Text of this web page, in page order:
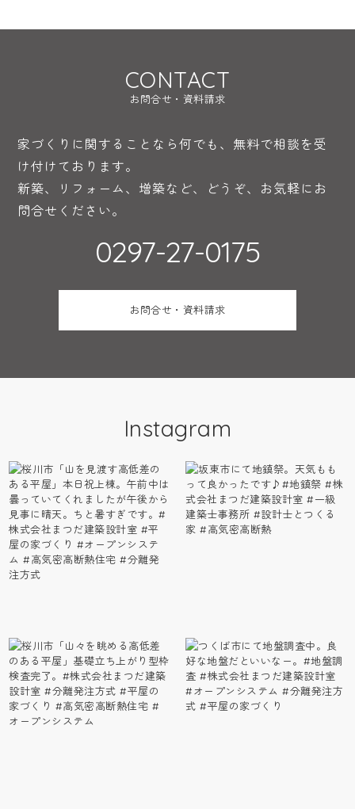
CONTACT
お問合せ・資料請求
家づくりに関することなら何でも、無料で相談を受
け付けております。
新築、リフォーム、増築など、どうぞ、お気軽にお
問合せください。
0297-27-0175
お問合せ・資料請求
Instagram